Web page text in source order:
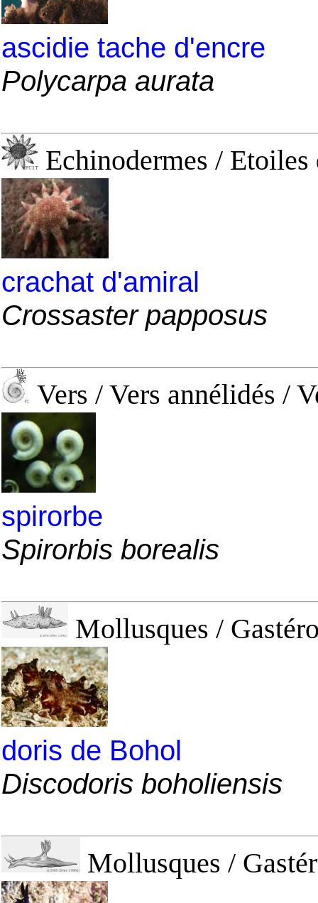
ascidie tache d'encre
Polycarpa aurata
Echinodermes /
crachat d'amiral
Crossaster papposus
Vers / Vers annélidés /
spirorbe
Spirorbis borealis
Mollusques /
doris de Bohol
Discodoris boholiensis
Mollusques /